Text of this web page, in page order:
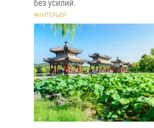
без усилий.
#ИНТЕРЬЕР